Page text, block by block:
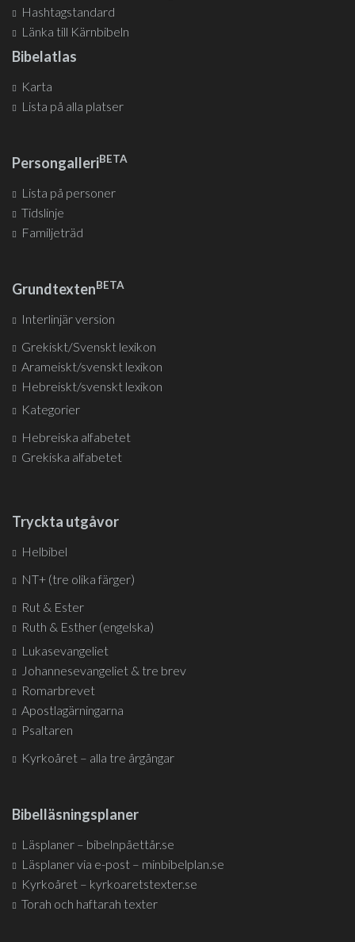
Hashtagstandard
Länka till Kärnbibeln
Bibelatlas
Karta
Lista på alla platser
PersongalleriBETA
Lista på personer
Tidslinje
Familjeträd
GrundtextenBETA
Interlinjär version
Grekiskt/Svenskt lexikon
Arameiskt/svenskt lexikon
Hebreiskt/svenskt lexikon
Kategorier
Hebreiska alfabetet
Grekiska alfabetet
Tryckta utgåvor
Helbibel
NT+ (tre olika färger)
Rut & Ester
Ruth & Esther (engelska)
Lukasevangeliet
Johannesevangeliet & tre brev
Romarbrevet
Apostlagärningarna
Psaltaren
Kyrkoåret – alla tre årgångar
Bibelläsningsplaner
Läsplaner – bibelnpåettår.se
Läsplaner via e-post – minbibelplan.se
Kyrkoåret – kyrkoaretstexter.se
Torah och haftarah texter